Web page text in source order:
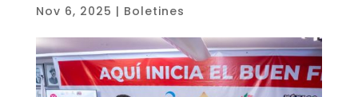
Nov 6, 2025 | Boletines